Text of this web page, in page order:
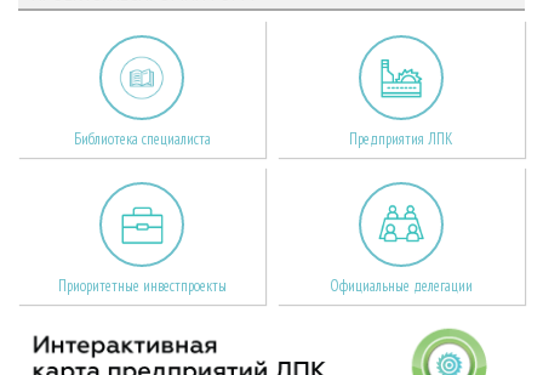
Библиотека специалиста Предприятия ЛПК
Приоритетные инвестпроекты Официальные делегации